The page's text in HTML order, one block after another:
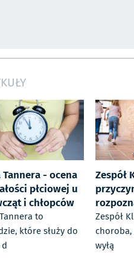
Tannera - ocena
płciowej u
i chłopców
to
które służy do
Zespół
Zespół
wyłą